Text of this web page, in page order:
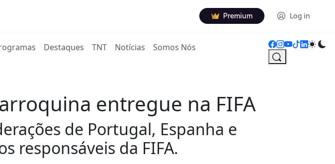
Premium Log in
Destaques TNT Notícias Somos Nós
entregue na FIFA
de Portugal, Espanha e
responsáveis da FIFA.